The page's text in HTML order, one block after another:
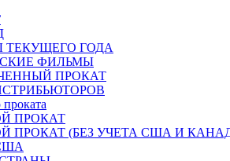
ГОДА
ФИЛЬМЫ
ПРОКАТ
ПРОКАТ
ПРОКАТ (БЕЗ УЧЕТА США И